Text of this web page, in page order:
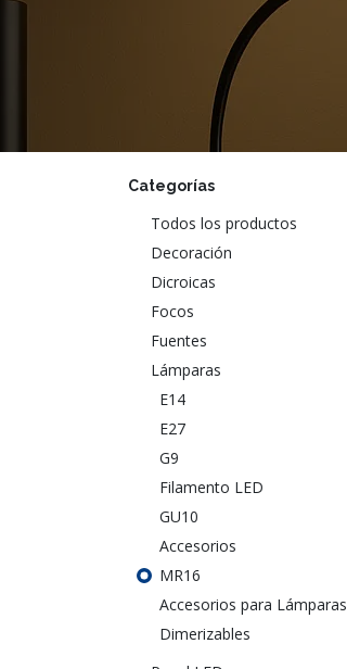
Categorías
Todos los productos
Decoración
Dicroicas
Focos
Fuentes
Lámparas
E14
E27
G9
Filamento LED
GU10
Accesorios
MR16
Accesorios para Lámparas
Dimerizables